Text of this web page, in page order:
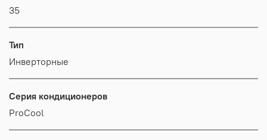
35
Тип
Инверторные
Серия кондиционеров
ProCool